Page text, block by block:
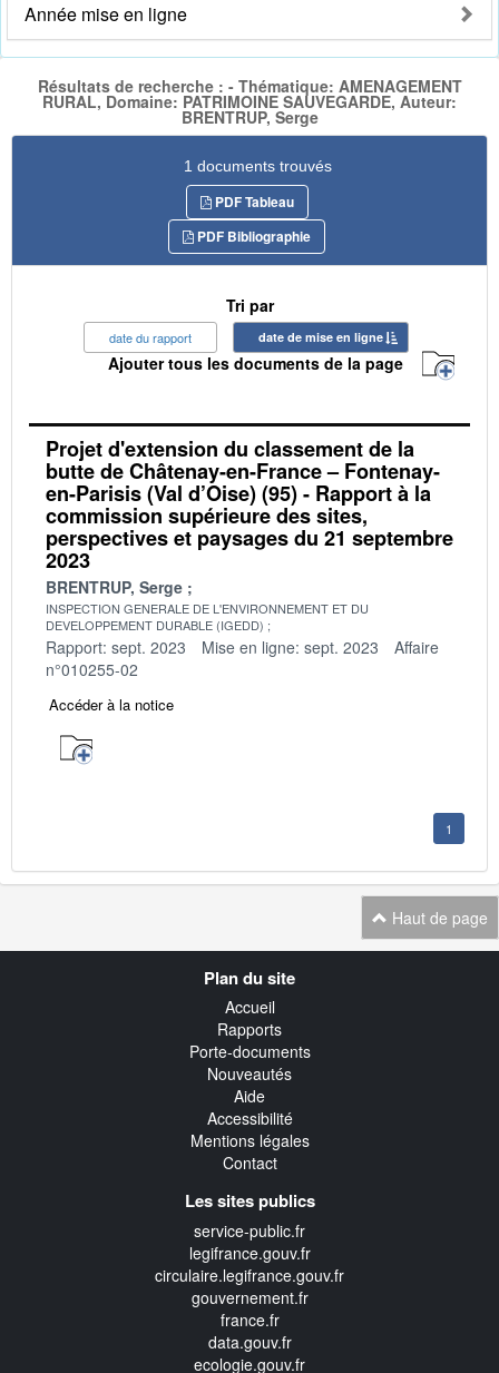
Année mise en ligne
Résultats de recherche : - Thématique: AMENAGEMENT
RURAL, Domaine: PATRIMOINE SAUVEGARDE, Auteur:
BRENTRUP, Serge
1 documents trouvés
PDF Tableau
PDF Bibliographie
Tri par
date du rapport date de mise en ligne
Ajouter tous les documents de la page
Projet d'extension du classement de la
butte de Châtenay-en-France – Fontenay-
en-Parisis (Val d’Oise) (95) - Rapport à la
commission supérieure des sites,
perspectives et paysages du 21 septembre
2023
BRENTRUP, Serge
INSPECTION GENERALE DE L'ENVIRONNEMENT ET DU
DEVELOPPEMENT DURABLE (IGEDD)
Rapport: sept. 2023 Mise en ligne: sept. 2023
Affaire
n°010255-02
Accéder à la notice
1
Haut de page
Plan du site
Accueil
Rapports
Porte-documents
Nouveautés
Aide
Accessibilité
Mentions légales
Contact
Les sites publics
service-public.fr
legifrance.gouv.fr
circulaire.legifrance.gouv.fr
gouvernement.fr
france.fr
data.gouv.fr
ecologie.gouv.fr